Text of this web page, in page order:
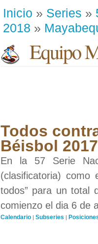
Inicio » Series »
2018 »
Equipo
Todos
Béisbol
En la 57 Serie
(clasificatoria) como
todos” para un total
comienzo el dia 6 de
Calendario | Subseries |